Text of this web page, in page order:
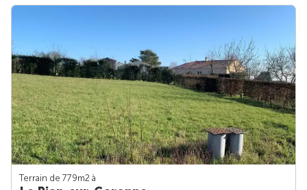
Terrain de 779m2 à